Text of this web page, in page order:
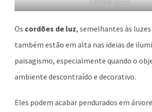
Cordões de luz
Os cordões de luz, semelhantes às
também estão em alta nas ideias de
paisagismo, especialmente quando o
ambiente descontraído e decorativo.
Eles podem acabar pendurados em